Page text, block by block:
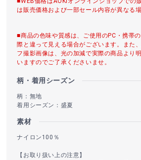
は販売価格および一部セール内容が異なる
■商品の色味や質感は、ご使用のPC・携帯
際と違って見える場合がございます。また
フ撮影画像は、光の加減で実際の商品より
いますのでご了承くださいませ。
柄・着用シーズン
柄：無地
着用シーズン：盛夏
素材
ナイロン100％
【お取り扱い上の注意】